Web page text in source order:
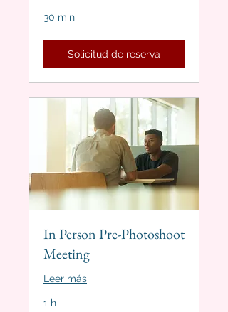
30 min
Solicitud de reserva
In Person Pre-Photoshoot
Meeting
Leer más
1 h